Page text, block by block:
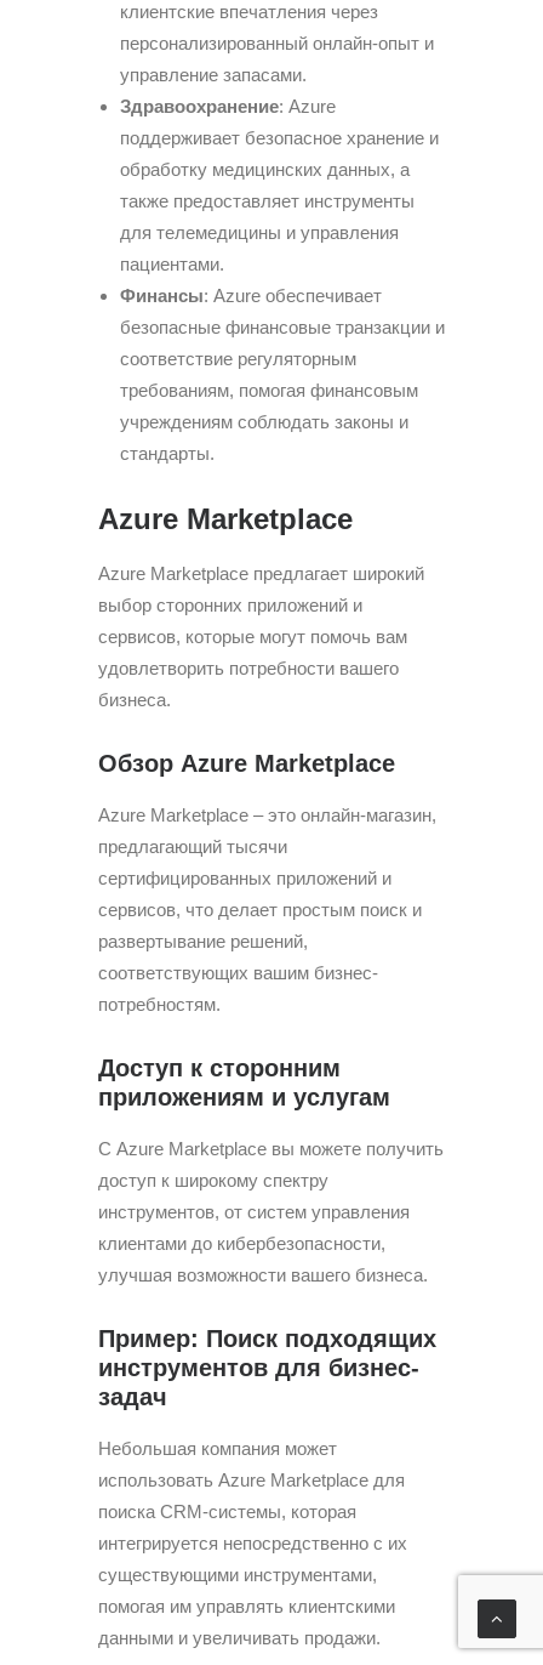
клиентские впечатления через
персонализированный онлайн-опыт и
управление запасами.
Здравоохранение: Azure
поддерживает безопасное хранение и
обработку медицинских данных, а
также предоставляет инструменты
для телемедицины и управления
пациентами.
Финансы: Azure обеспечивает
безопасные финансовые транзакции и
соответствие регуляторным
требованиям, помогая финансовым
учреждениям соблюдать законы и
стандарты.
Azure Marketplace
Azure Marketplace предлагает широкий
выбор сторонних приложений и
сервисов, которые могут помочь вам
удовлетворить потребности вашего
бизнеса.
Обзор Azure Marketplace
Azure Marketplace – это онлайн-магазин,
предлагающий тысячи
сертифицированных приложений и
сервисов, что делает простым поиск и
развертывание решений,
соответствующих вашим бизнес-
потребностям.
Доступ к сторонним
приложениям и услугам
С Azure Marketplace вы можете получить
доступ к широкому спектру
инструментов, от систем управления
клиентами до кибербезопасности,
улучшая возможности вашего бизнеса.
Пример: Поиск подходящих
инструментов для бизнес-
задач
Небольшая компания может
использовать Azure Marketplace для
поиска CRM-системы, которая
интегрируется непосредственно с их
существующими инструментами,
помогая им управлять клиентскими
данными и увеличивать продажи.